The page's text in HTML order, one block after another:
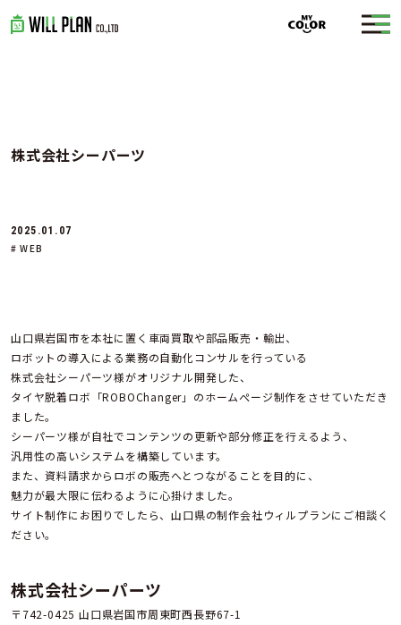
株式会社シーパーツ
2025.01.07
# WEB
山口県岩国市を本社に置く車両買取や部品販売・輸出、
ロボットの導入による業務の自動化コンサルを行っている
株式会社シーパーツ様がオリジナル開発した、
タイヤ脱着ロボ「ROBOChanger」のホームぺージ制作をさせていただき
ました。
シーパーツ様が自社でコンテンツの更新や部分修正を行えるよう、
汎用性の高いシステムを構築しています。
また、資料請求からロボの販売へとつながることを目的に、
魅力が最大限に伝わるように心掛けました。
サイト制作にお困りでしたら、山口県の制作会社ウィルプランにご相談く
ださい。
株式会社シーパーツ
〒742-0425 山口県岩国市周東町西長野67-1